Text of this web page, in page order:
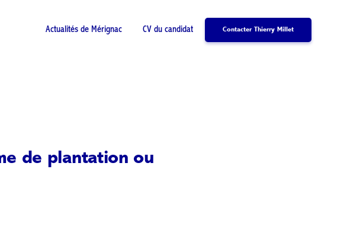
Actualités de Mérignac CV du candidat Contacter Thierry Millet
de plantation ou